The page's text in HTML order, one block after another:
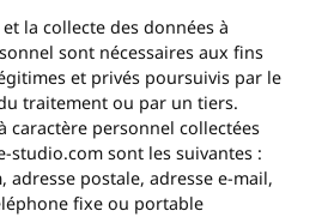
la collecte des données à
sont nécessaires aux fins
et privés poursuivis par le
traitement ou par un tiers.
caractère personnel collectées
studio.com sont les suivantes :
adresse postale, adresse e-mail,
fixe ou portable